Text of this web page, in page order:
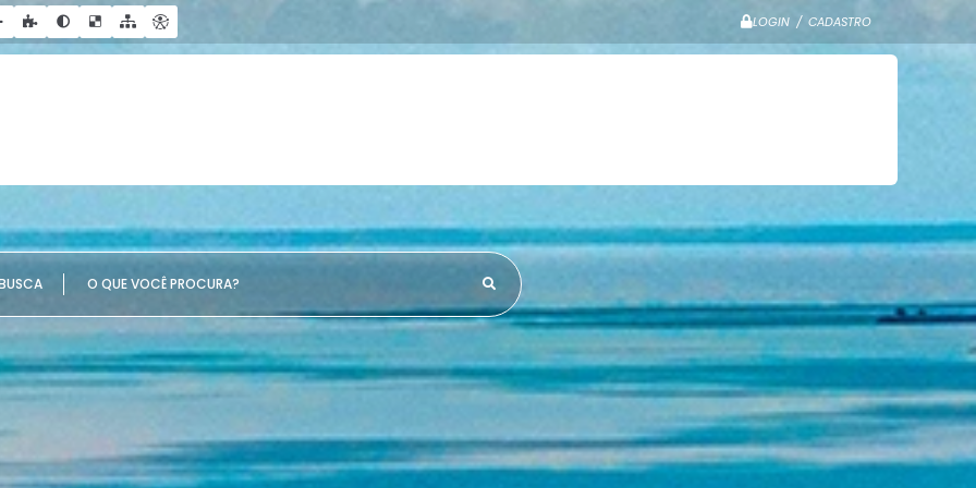
LOGIN / CADASTRO
VOCÊ PROCURA?